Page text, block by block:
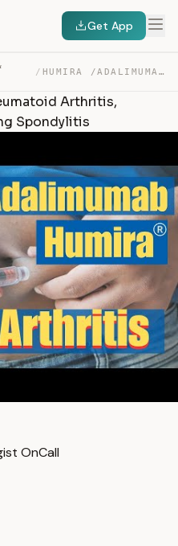
Get App
/ HUMIRA /ADALIMUMAB FOR RHEUMATOID ARTHRITIS, PSORIATIC … — TRANSCRIPT
Arthritis,
Spondylitis
OnCall